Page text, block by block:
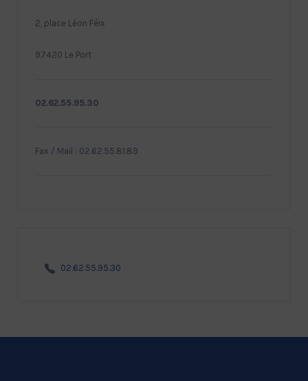
2, place Léon Féix
97420 Le Port
02.62.55.95.30
Fax / Mail : 02.62.55.81.89
02.62.55.95.30